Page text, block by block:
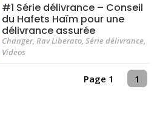
#1 Série délivrance – Conseil
du Hafets Haïm pour une
délivrance assurée
Changer,Rav Liberato,Série délivrance,
Videos
Page 1 1